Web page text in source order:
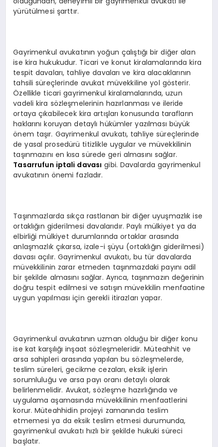
yürütülmesi şarttır.
Gayrimenkul avukatının yoğun çalıştığı bir diğer alan
ise kira hukukudur. Ticari ve konut kiralamalarında kira
tespit davaları, tahliye davaları ve kira alacaklarının
tahsili süreçlerinde avukat müvekkiline yol gösterir.
Özellikle ticari gayrimenkul kiralamalarında, uzun
vadeli kira sözleşmelerinin hazırlanması ve ileride
ortaya çıkabilecek kira artışları konusunda tarafların
haklarını koruyan detaylı hükümler yazılması büyük
önem taşır. Gayrimenkul avukatı, tahliye süreçlerinde
de yasal prosedürü titizlikle uygular ve müvekkilinin
taşınmazını en kısa sürede geri almasını sağlar.
Tasarrufun iptali davası gibi. Davalarda gayrimenkul
avukatının önemi fazladır.
Taşınmazlarda sıkça rastlanan bir diğer uyuşmazlık ise
ortaklığın giderilmesi davalarıdır. Paylı mülkiyet ya da
elbirliği mülkiyet durumlarında ortaklar arasında
anlaşmazlık çıkarsa, izale-i şüyu (ortaklığın giderilmesi)
davası açılır. Gayrimenkul avukatı, bu tür davalarda
müvekkilinin zarar etmeden taşınmazdaki payını adil
bir şekilde almasını sağlar. Ayrıca, taşınmazın değerinin
doğru tespit edilmesi ve satışın müvekkilin menfaatine
uygun yapılması için gerekli itirazları yapar.
Gayrimenkul avukatının uzman olduğu bir diğer konu
ise kat karşılığı inşaat sözleşmeleridir. Müteahhit ve
arsa sahipleri arasında yapılan bu sözleşmelerde,
teslim süreleri, gecikme cezaları, eksik işlerin
sorumluluğu ve arsa payı oranı detaylı olarak
belirlenmelidir. Avukat, sözleşme hazırlığında ve
uygulama aşamasında müvekkilinin menfaatlerini
korur. Müteahhidin projeyi zamanında teslim
etmemesi ya da eksik teslim etmesi durumunda,
gayrimenkul avukatı hızlı bir şekilde hukuki süreci
başlatır.